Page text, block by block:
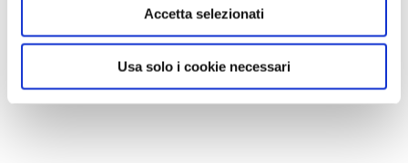
Accetta selezionati
Usa solo i cookie necessari